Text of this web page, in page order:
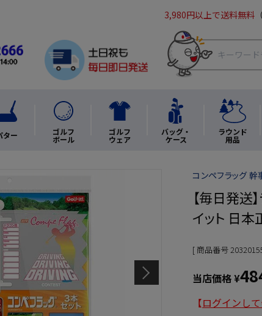
3,980円以上で送料無料
ター ゴルフ
ボール
ゴルフ
ウェア
バッグ・
ケース
ラウンド
用品
コンペフラッグ
【毎日発送
イット 日本
商品番号
当店価格¥
【ログインし